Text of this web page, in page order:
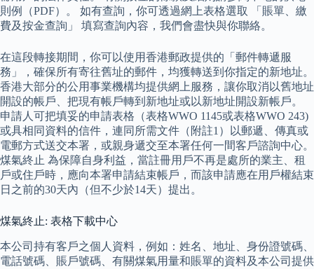
則例（PDF）。 如有查詢，你可透過網上表格選取 「賬單、繳
費及按金查詢」 填寫查詢內容，我們會盡快與你聯絡。
在這段轉接期間，你可以使用香港郵政提供的「郵件轉遞服
務」，確保所有寄往舊址的郵件，均獲轉送到你指定的新地址。
香港大部分的公用事業機構均提供網上服務，讓你取消以舊地址
開設的帳戶、把現有帳戶轉到新地址或以新地址開設新帳戶。
申請人可把填妥的申請表格（表格WWO 1145或表格WWO 243)
或具相同資料的信件，連同所需文件（附註1）以郵遞、傳真或
電郵方式送交本署，或親身遞交至本署任何一間客戶諮詢中心。
煤氣終止 為保障自身利益，當註冊用戶不再是處所的業主、租
戶或住戶時，應向本署申請結束帳戶，而該申請應在用戶權結束
日之前的30天內（但不少於14天）提出。
煤氣終止: 表格下載中心
本公司持有客戶之個人資料，例如：姓名、地址、身份證號碼、
電話號碼、賬戶號碼、有關煤氣用量和賬單的資料及本公司提供